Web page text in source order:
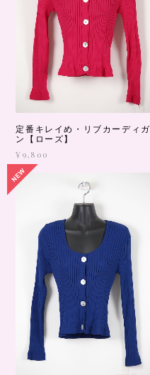
定番キレイめ・リブカーディガ
ン【ローズ】
¥9,800